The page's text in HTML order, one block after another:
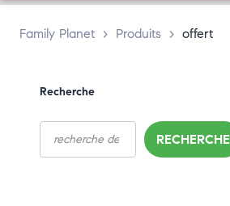
Family Planet > Produits > offert
Recherche
RECHERCHE